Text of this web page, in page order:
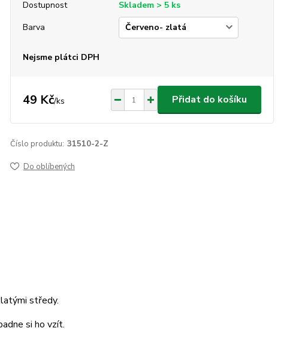
Dostupnost
Skladem > 5 ks
Barva
Nejsme plátci DPH
49 Kč/ks Přidat do košíku
Číslo produktu: 31510-2-Z
Do oblíbených
středy.
si ho vzít.